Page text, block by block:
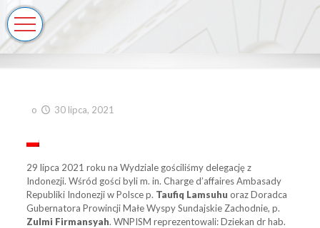
o 30 lipca, 2021
29 lipca 2021 roku na Wydziale gościliśmy delegację z
Indonezji. Wśród gości byli m. in. Charge d’affaires Ambasady
Republiki Indonezji w Polsce p. Taufiq Lamsuhu oraz Doradca
Gubernatora Prowincji Małe Wyspy Sundajskie Zachodnie, p.
Zulmi Firmansyah. WNPISM reprezentowali: Dziekan dr hab.